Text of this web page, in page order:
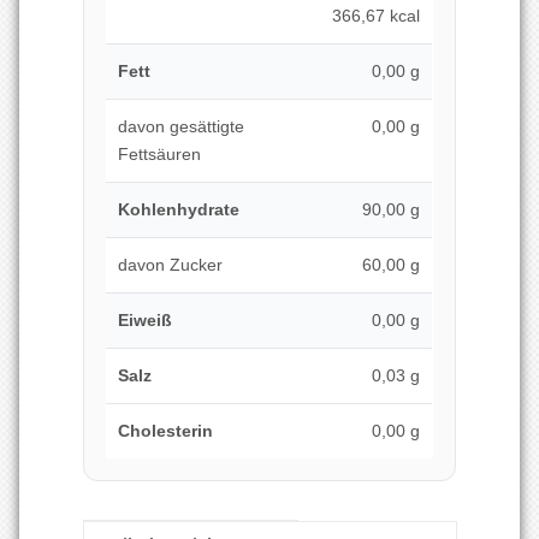
366,67 kcal
Fett 0,00 g
davon gesättigte
Fettsäuren
0,00 g
Kohlenhydrate 90,00 g
davon Zucker 60,00 g
Eiweiß 0,00 g
Salz 0,03 g
Cholesterin 0,00 g